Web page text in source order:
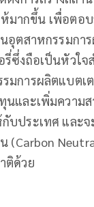
มากขึ้น เพื่อตอ
อุตสาหกรรมก
ซึ่งถือเป็นหัวใ
มการผลิตแบต
และเพิ่มความ
บประเทศ และ
(Carbon
ติด้วย